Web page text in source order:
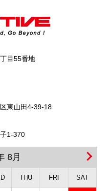
目55番地
東山田4-39-18
1-370
8月
THU FRI SAT